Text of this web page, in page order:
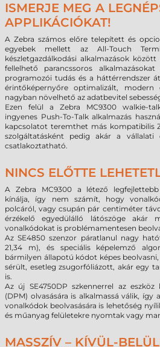
ISMERJE MEG A
APPLIKÁCIÓKAT!
A Zebra számos előre telepített és
egyebek mellett az All-Touch
készletgazdálkodási alkalmazások
fellelhető parancssoros
programozói tudás és a háttérrendszer
érintőképernyőre optimalizált, modern
nagyban növelhető az adatbevitel
Ezen felül a Zebra MC9300 walkie-
ingyenes Push-To-Talk alkalmazás
kapcsolatot teremthet más kompatibilis
szolgáltatásként pedig akár a vállalati
csatlakoztatható.
NINCS ELŐTTE
A Zebra MC9300 a létező
kínálja, így nem számít, hogy
polcáról, vagy csupán pár centiméter
érzékelő egyedülálló látószöge akár
vonalkódokat is problémamentesen
Az SE4850 szenzor páratlanul nagy
21,34 m), és speciális képelemző
bármilyen állapotú kódot képes
sérült, esetleg zsugorfóliázott, akár egy
is.
Az új SE4750DP szkennerrel az eszköz
(DPM) olvasására is alkalmassá válik,
vonalkódok beolvasására is lehetőség
és műanyag felületekre nyomtak vagy
MASSZÍV – KÍVÜL-